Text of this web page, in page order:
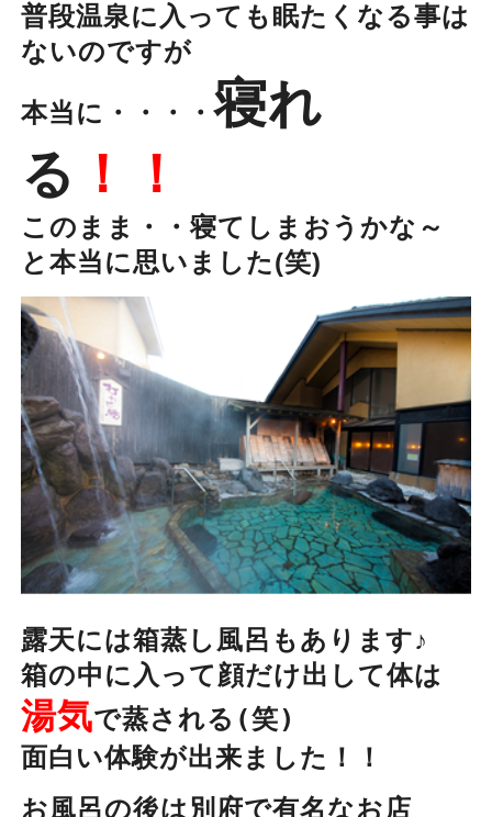
普段温泉に入っても眠たくなる事は
ないのですが
本当に・・・・寝れ
る ！！
このまま・・寝てしまおうかな～
と本当に思いました(笑)
露天には箱蒸し風呂もあります♪
箱の中に入って顔だけ出して体は
湯気で蒸される (笑)
面白い体験が出来ました！！
お風呂の後は別府で有名なお店